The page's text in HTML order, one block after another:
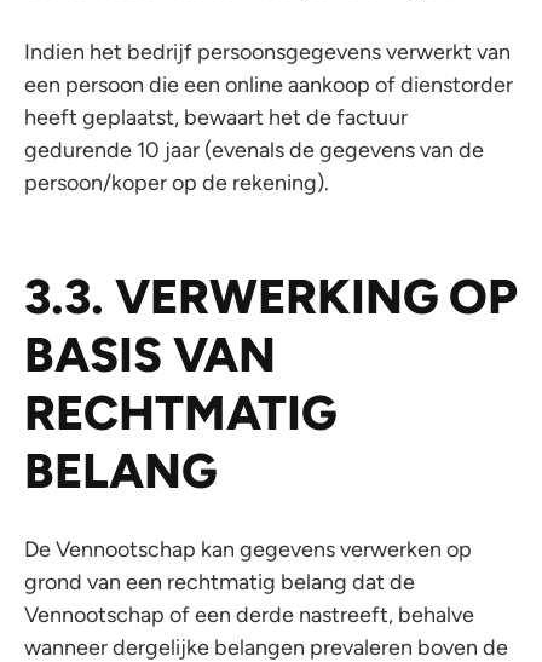
Indien het bedrijf persoonsgegevens verwerkt van
een persoon die een online aankoop of dienstorder
heeft geplaatst, bewaart het de factuur
gedurende 10 jaar (evenals de gegevens van de
persoon/koper op de rekening).
3.3. VERWERKING OP
BASIS VAN
RECHTMATIG
BELANG
De Vennootschap kan gegevens verwerken op
grond van een rechtmatig belang dat de
Vennootschap of een derde nastreeft, behalve
wanneer dergelijke belangen prevaleren boven de